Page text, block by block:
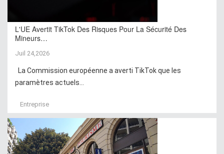
L'UE Avertit TikTok Des Risques Pour La Sécurité Des
Mineurs…
Juil 24,2026
La Commission européenne a averti TikTok que les
paramètres actuels...
Entreprise